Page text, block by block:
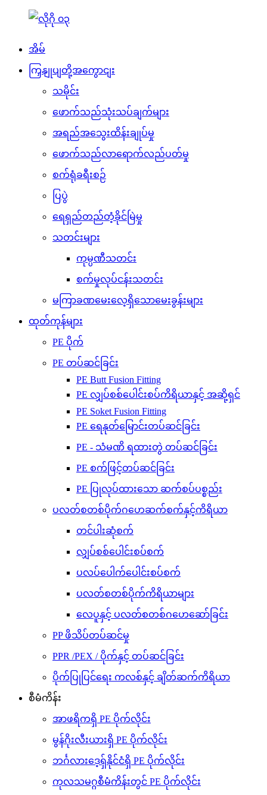
အိမ်
ကြှနျုပျတို့အကွောငျး
သမိုင်း
ဖောက်သည်သုံးသပ်ချက်များ
အရည်အသွေးထိန်းချုပ်မှု
ဖောက်သည်လာရောက်လည်ပတ်မှု
စက်ရုံခရီးစဉ်
ပြပွဲ
ရေရှည်တည်တံ့ခိုင်မြဲမှု
သတင်းများ
ကုမ္ပဏီသတင်း
စက်မှုလုပ်ငန်းသတင်း
မကြာခဏမေးလေ့ရှိသောမေးခွန်းများ
ထုတ်ကုန်များ
PE ပိုက်
PE တပ်ဆင်ခြင်း
PE Butt Fusion Fitting
PE လျှပ်စစ်ပေါင်းစပ်ကိရိယာနှင့် အဆို့ရှင်
PE Soket Fusion Fitting
PE ရေနုတ်မြောင်းတပ်ဆင်ခြင်း
PE - သံမဏိ ရထားတွဲ တပ်ဆင်ခြင်း
PE စက်ဖြင့်တပ်ဆင်ခြင်း
PE ပြုလုပ်ထားသော ဆက်စပ်ပစ္စည်း
ပလတ်စတစ်ပိုက်ဂဟေဆက်စက်နှင့်ကိရိယာ
တင်ပါးဆုံစက်
လျှပ်စစ်ပေါင်းစပ်စက်
ပလပ်ပေါက်ပေါင်းစပ်စက်
ပလတ်စတစ်ပိုက်ကိရိယာများ
လေပူနှင့် ပလတ်စတစ်ဂဟေဆော်ခြင်း
PP ဖိသိပ်တပ်ဆင်မှု
PPR /PEX / ပိုက်နှင့် တပ်ဆင်ခြင်း
ပိုက်ပြုပြင်ရေး ကလစ်နှင့် ချိတ်ဆက်ကိရိယာ
စီမံကိန်း
အာဖရိကရှိ PE ပိုက်လိုင်း
မွန်ဂိုးလီးယားရှိ PE ပိုက်လိုင်း
ဘင်္ဂလားဒေ့ရှ်နိုင်ငံရှိ PE ပိုက်လိုင်း
ကုလသမဂ္ဂစီမံကိန်းတွင် PE ပိုက်လိုင်း